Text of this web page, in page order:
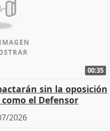
00:35
sin la oposición
el Defensor
2026